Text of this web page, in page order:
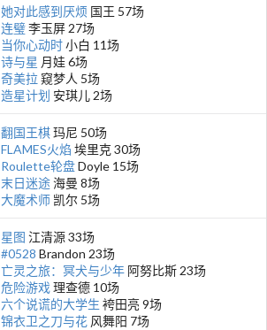
她对此感到厌烦 国王 57场
连璧李玉屏 27场
当你心动时小白 11场
诗与星 月娃 6场
奇美拉窥梦人 5场
造星计划 安琪儿 2场
翻国王棋玛尼 50场
FLAMES火焰 埃里克 30场
Roulette轮盘Doyle 15场
末日迷途海曼 8场
大魔术师 凯尔 5场
星图 江清源 33场
#0528 Brandon 23场
亡灵之旅：冥犬与少年 阿努比斯 23场
危险游戏理查德 10场
六个说谎的大学生 袴田亮 9场
锦衣卫之刀与花 风舞阳 7场